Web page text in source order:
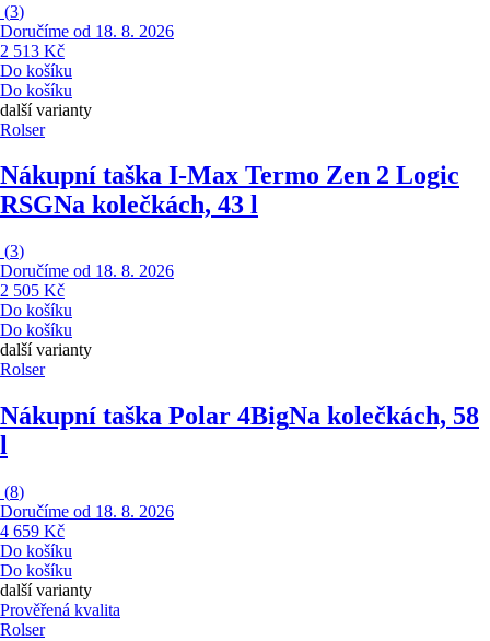
(3)
Doručíme od 18. 8. 2026
2 513 Kč
Do košíku
Do košíku
další varianty
Rolser
Nákupní taška I-Max Termo Zen 2 Logic
RSGNa kolečkách, 43 l
(3)
Doručíme od 18. 8. 2026
2 505 Kč
Do košíku
Do košíku
další varianty
Rolser
Nákupní taška Polar 4BigNa kolečkách, 58
l
(8)
Doručíme od 18. 8. 2026
4 659 Kč
Do košíku
Do košíku
další varianty
Prověřená kvalita
Rolser